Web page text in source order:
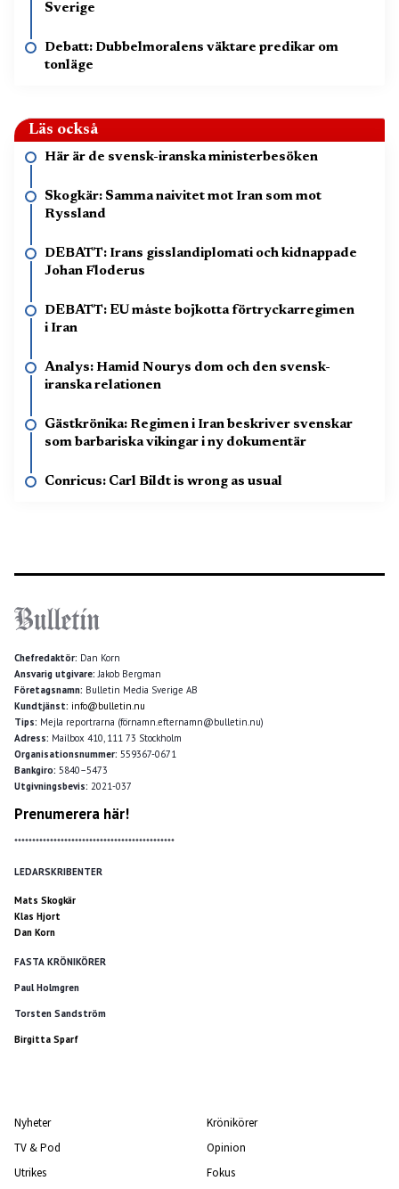
Sverige
Debatt: Dubbelmoralens väktare predikar om
tonläge
Läs också
Här är de svensk-iranska ministerbesöken
Skogkär: Samma naivitet mot Iran som mot
Ryssland
DEBATT: Irans gisslandiplomati och kidnappade
Johan Floderus
DEBATT: EU måste bojkotta förtryckarregimen
i Iran
Analys: Hamid Nourys dom och den svensk-
iranska relationen
Gästkrönika: Regimen i Iran beskriver svenskar
som barbariska vikingar i ny dokumentär
Conricus: Carl Bildt is wrong as usual
Chefredaktör: Dan Korn
Ansvarig utgivare: Jakob Bergman
Företagsnamn: Bulletin Media Sverige AB
Kundtjänst: info@bulletin.nu
Tips: Mejla reportrarna (förnamn.efternamn@bulletin.nu)
Adress: Mailbox 410, 111 73 Stockholm
Organisationsnummer: 559367-0671
Bankgiro: 5840–5473
Utgivningsbevis: 2021-037
Prenumerera här!
*********************************************
LEDARSKRIBENTER
Mats Skogkär
Klas Hjort
Dan Korn
FASTA KRÖNIKÖRER
Paul Holmgren
Torsten Sandström
Birgitta Sparf
Nyheter
TV & Pod
Utrikes
Krönikörer
Opinion
Fokus